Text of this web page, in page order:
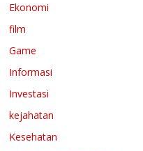
Ekonomi
film
Game
Informasi
Investasi
kejahatan
Kesehatan